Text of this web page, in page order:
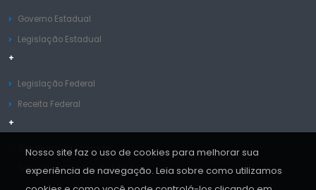
Governo Estadual
Legislação Estadual
+
Legislação Federal
Receita Federal
+
Secretaria da Fazenda
Tribunal de Contas do Estado
Nosso site faz o uso de cookies para melhorar sua
experiência de navegação. Leia sobre como utilizamos